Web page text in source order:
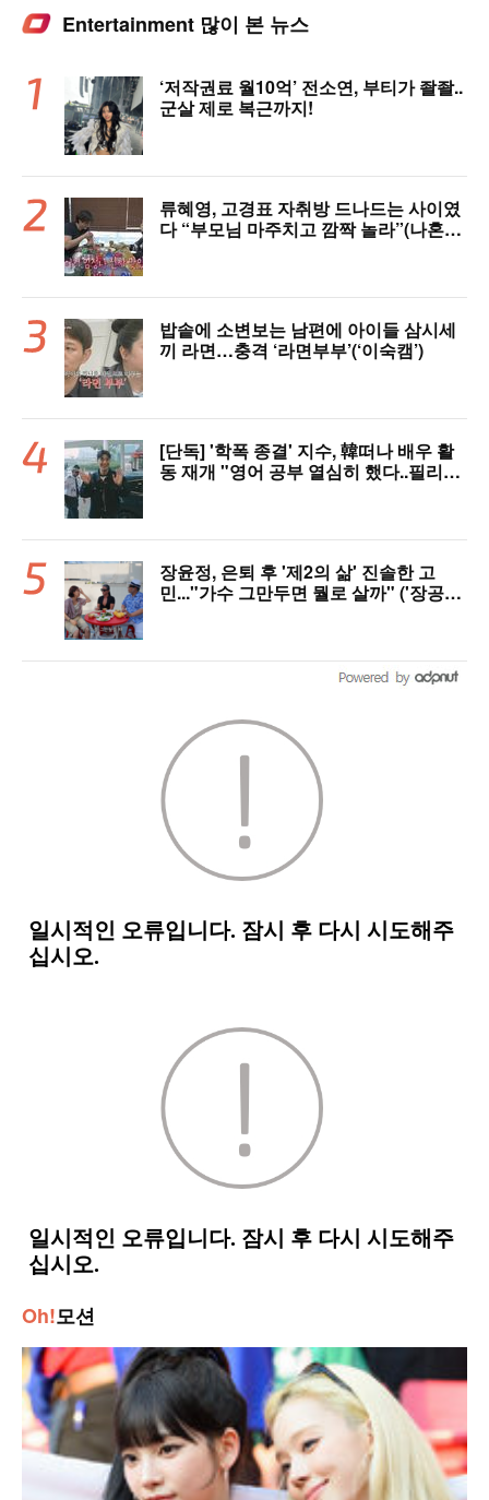
Entertainment 많이 본 뉴스
‘저작권료 월10억’ 전소연, 부티가 좔좔..
군살 제로 복근까지!
류혜영, 고경표 자취방 드나드는 사이였
다 “부모님 마주치고 깜짝 놀라”(나혼자
밥솥에 소변보는 남편에 아이들 삼시세
끼 라면…충격 ‘라면부부’(‘이숙캠’)
[단독] '학폭 종결' 지수, 韓떠나 배우 활
동 재개 "영어 공부 열심히 했다..필리핀
장윤정, 은퇴 후 '제2의 삶' 진솔한 고
민..."가수 그만두면 뭘로 살까" ('장공장
Oh!모션